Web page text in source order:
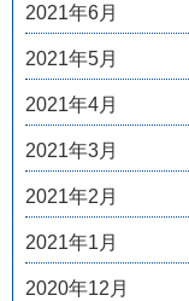
2021年6月
2021年5月
2021年4月
2021年3月
2021年2月
2021年1月
2020年12月